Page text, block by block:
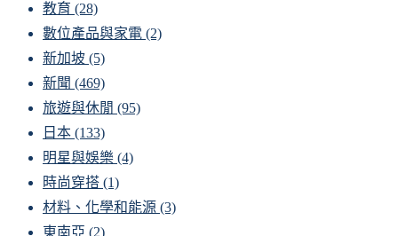
教育 (28)
數位產品與家電 (2)
新加坡 (5)
新聞 (469)
旅遊與休閒 (95)
日本 (133)
明星與娛樂 (4)
時尚穿搭 (1)
材料、化學和能源 (3)
東南亞 (2)